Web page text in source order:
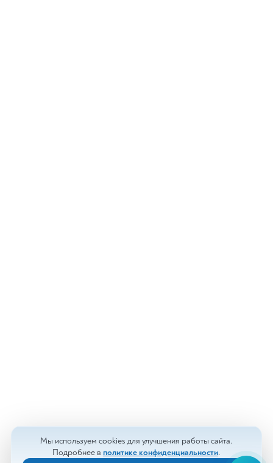
Мы используем cookies для улучшения работы сайта.
Подробнее в политике конфиденциальности.